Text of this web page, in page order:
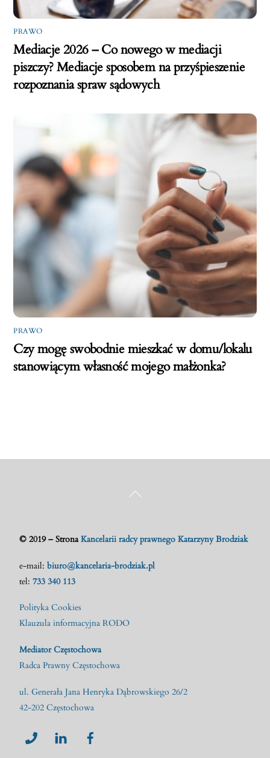
PRAWO
Mediacje 2026 – Co nowego w mediacji
piszczy? Mediacje sposobem na przyśpieszenie
rozpoznania spraw sądowych
PRAWO
Czy mogę swobodnie mieszkać w domu/lokalu
stanowiącym własność mojego małżonka?
Back
© 2019 – StronaKancelarii radcy prawnego Katarzyny Brodziak
e-mail:biuro@kancelaria-brodziak.pl
tel:733 340 113
Polityka Cookies
Klauzula informacyjna RODO
Mediator Częstochowa
Radca Prawny Częstochowa
ul. Generała Jana Henryka Dąbrowskiego 26/2
42-202 Częstochowa